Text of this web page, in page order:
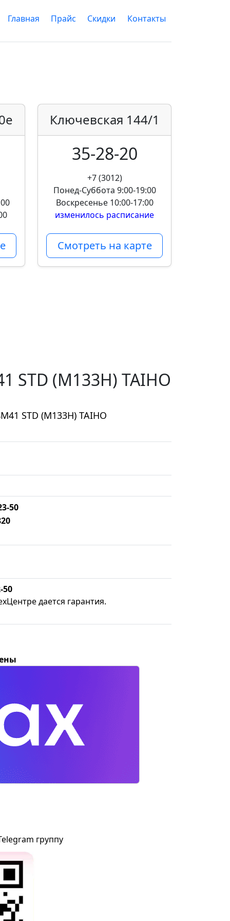
Главная Прайс Скидки Контакты
Ключевская 144/1
35-28-20
+7 (3012)
Понед-Суббота 9:00-19:00
Воскресенье 10:00-17:00
изменилось расписание
Смотреть на карте
(M133H) TAIHO
STD (M133H) TAIHO
50
50
дается гарантия.
группу